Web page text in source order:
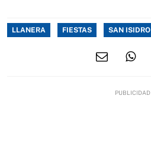
LLANERA FIESTAS SAN ISIDRO